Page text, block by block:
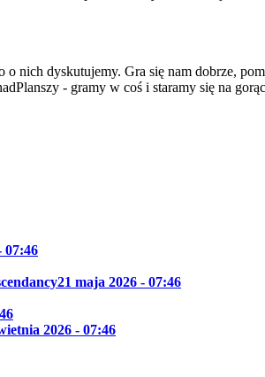
o nich dyskutujemy. Gra się nam dobrze,
- gramy w coś i staramy się na
07:46
21 maja 2026 - 07:46
2026 - 07:46